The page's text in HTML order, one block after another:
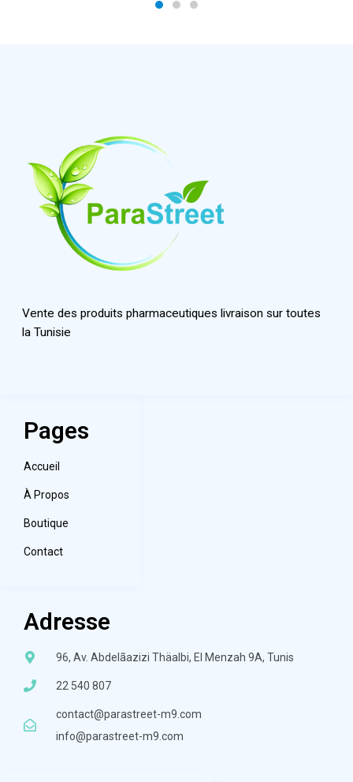
Vente des produits pharmaceutiques livraison sur toutes
la Tunisie
Pages
Accueil
À Propos
Boutique
Contact
Adresse
96, Av. Abdelãazizi Thäalbi, El Menzah 9A, Tunis
22 540 807
contact@parastreet-m9.com
info@parastreet-m9.com